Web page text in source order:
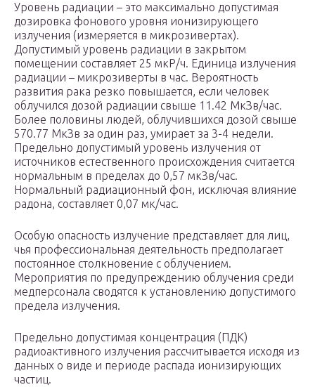
Уровень радиации – это максимально допустимая
дозировка фонового уровня ионизирующего
излучения (измеряется в микрозивертах).
Допустимый уровень радиации в закрытом
помещении составляет 25 мкР/ч. Единица излучения
радиации – микрозиверты в час. Вероятность
развития рака резко повышается, если человек
облучился дозой радиации свыше 11.42 МкЗв/час.
Более половины людей, облучившихся дозой свыше
570.77 МкЗв за один раз, умирает за 3-4 недели.
Предельно допустимый уровень излучения от
источников естественного происхождения считается
нормальным в пределах до 0,57 мкЗв/час.
Нормальный радиационный фон, исключая влияние
радона, составляет 0,07 мк/час.
Особую опасность излучение представляет для лиц,
чья профессиональная деятельность предполагает
постоянное столкновение с облучением.
Мероприятия по предупреждению облучения среди
медперсонала сводятся к установлению допустимого
предела излучения.
Предельно допустимая концентрация (ПДК)
радиоактивного излучения рассчитывается исходя из
данных о виде и периоде распада ионизирующих
частиц.